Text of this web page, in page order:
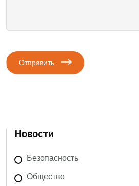
Отправить
Новости
Безопасность
Общество